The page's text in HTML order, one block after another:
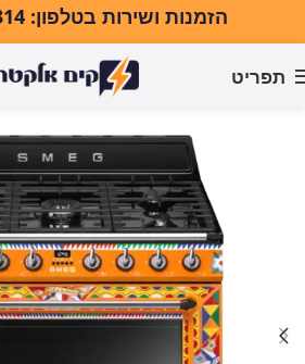
הזמנות ושירות בטלפון: 055-97-67-314
תפריט
עמוד הבית אפייה ובישול תנורי אפייה